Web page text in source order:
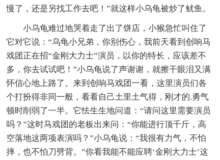
慢了，还是另找工作去吧！”就这样小乌龟被炒了鱿鱼。
小乌龟难过地哭着走了出了饼店，小猴急忙叫住了
它对它说：“乌龟小兄弟，你别伤心，我前天看到创响马
戏团正在招“金刚大力士”演员，以你的特长，应该差不
多，你去试试吧！”小乌龟说了声谢谢，就擦干眼泪又满
怀信心地上路了。来到创响马戏团一看，这里演员们各
个打扮得非同一般，看看自己土里土气得，刚才的.勇气
顿时削弱了一半。它怯生生地问道：“请问这里需要演员
吗？”这时马戏团的老板出来问：“你能进行顶千斤，高
空落地这两项表演吗？”小乌龟说：“我很有力气，不怕
摔，也不怕刀劈背。”你看我能不能应聘‘金刚大力士’这